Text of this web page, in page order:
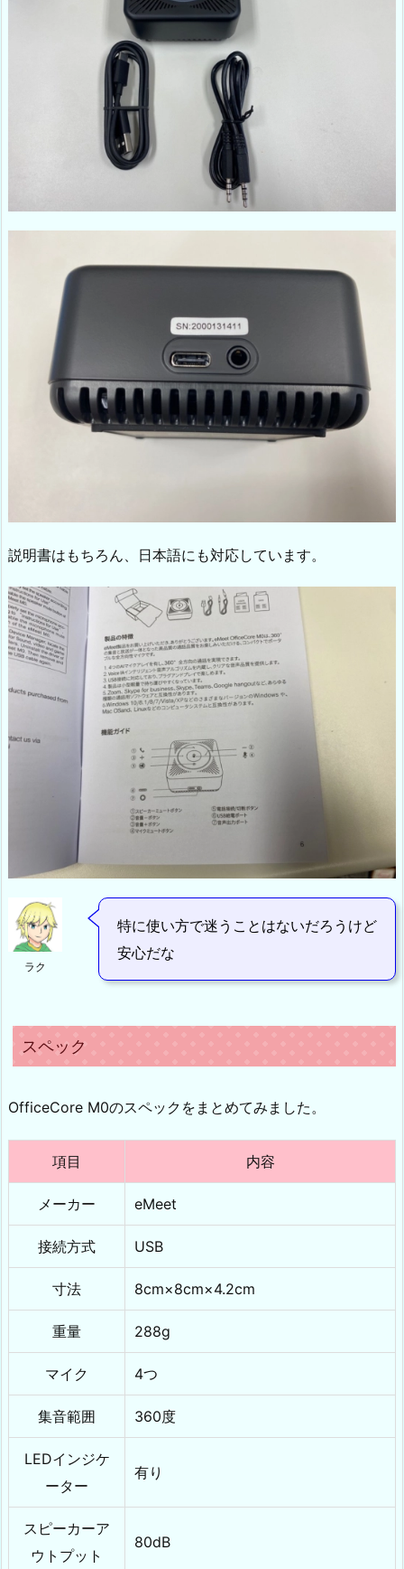
説明書はもちろん、日本語にも対応しています。
ラク
特に使い方で迷うことはないだろうけど
安心だな
スペック
OfficeCore M0のスペックをまとめてみました。
項目 内容
メーカー eMeet
接続方式 USB
寸法 8cm×8cm×4.2cm
重量 288g
マイク 4つ
集音範囲 360度
LEDインジケ
ーター
有り
スピーカーア
ウトプット
80dB